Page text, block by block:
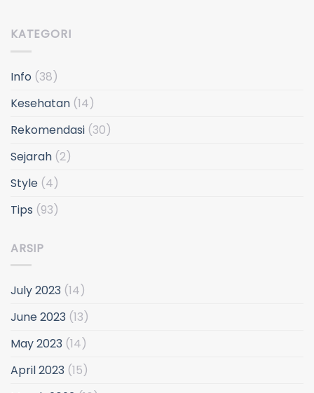
KATEGORI
Info (38)
Kesehatan (14)
Rekomendasi (30)
Sejarah (2)
Style (4)
Tips (93)
ARSIP
July 2023 (14)
June 2023 (13)
May 2023 (14)
April 2023 (15)